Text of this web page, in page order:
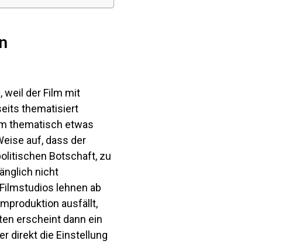
weil der Film mit
thematisiert
thematisch etwas
auf, dass der
Botschaft, zu
nicht
lehnen ab
ausfällt,
erscheint dann ein
direkt die Einstellung